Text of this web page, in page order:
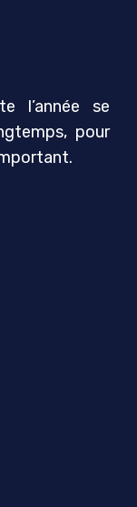
l’année se
pour